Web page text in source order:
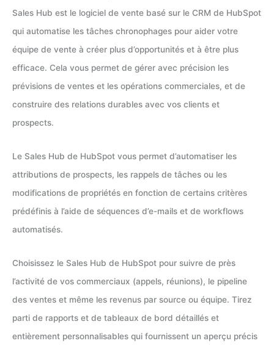
Sales Hub est le logiciel de vente basé sur le CRM de HubSpot
qui automatise les tâches chronophages pour aider votre
équipe de vente à créer plus d’opportunités et à être plus
efficace. Cela vous permet de gérer avec précision les
prévisions de ventes et les opérations commerciales, et de
construire des relations durables avec vos clients et
prospects.
Le Sales Hub de HubSpot vous permet d’automatiser les
attributions de prospects, les rappels de tâches ou les
modifications de propriétés en fonction de certains critères
prédéfinis à l’aide de séquences d’e-mails et de workflows
automatisés.
Choisissez le Sales Hub de HubSpot pour suivre de près
l’activité de vos commerciaux (appels, réunions), le pipeline
des ventes et même les revenus par source ou équipe. Tirez
parti de rapports et de tableaux de bord détaillés et
entièrement personnalisables qui fournissent un aperçu précis